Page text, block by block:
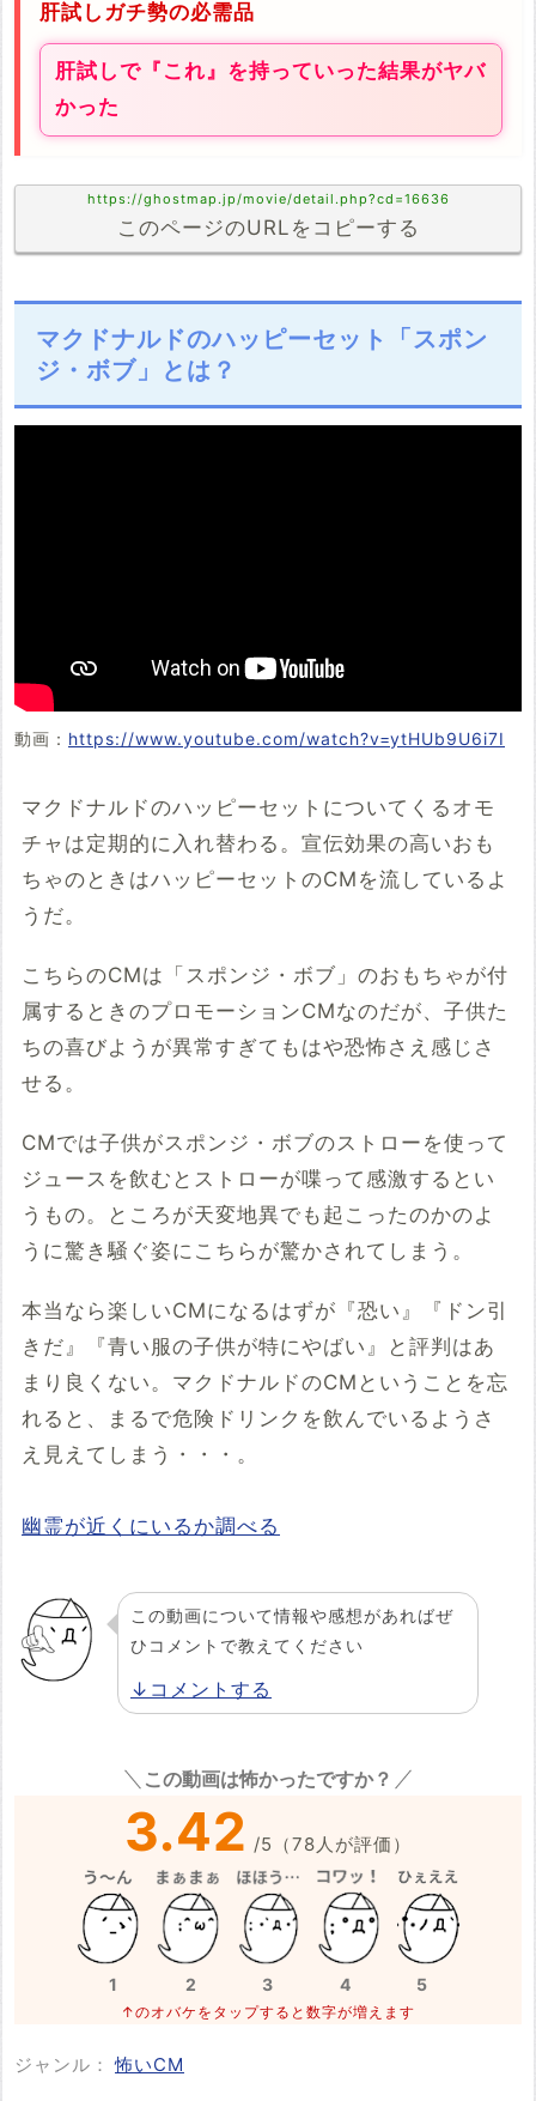
肝試しガチ勢の必需品
肝試しで『これ』を持っていった結果がヤバ
かった
https://ghostmap.jp/movie/detail.php?cd=16636
このページのURLをコピーする
マクドナルドのハッピーセット「スポン
ジ・ボブ」とは？
動画： https://www.youtube.com/watch?v=ytHUb9U6i7I
マクドナルドのハッピーセットについてくるオモ
チャは定期的に入れ替わる。宣伝効果の高いおも
ちゃのときはハッピーセットのCMを流しているよ
うだ。
こちらのCMは「スポンジ・ボブ」のおもちゃが付
属するときのプロモーションCMなのだが、子供た
ちの喜びようが異常すぎてもはや恐怖さえ感じさ
せる。
CMでは子供がスポンジ・ボブのストローを使って
ジュースを飲むとストローが喋って感激するとい
うもの。ところが天変地異でも起こったのかのよ
うに驚き騒ぐ姿にこちらが驚かされてしまう。
本当なら楽しいCMになるはずが『恐い』『ドン引
きだ』『青い服の子供が特にやばい』と評判はあ
まり良くない。マクドナルドのCMということを忘
れると、まるで危険ドリンクを飲んでいるようさ
え見えてしまう・・・。
幽霊が近くにいるか調べる
この動画について情報や感想があればぜ
ひコメントで教えてください
↓コメントする
この動画は怖かったですか？
3.42 /5 （78 人が評価）
1 2 3 4 5
↑のオバケをタップすると数字が増えます
ジャンル： 怖いCM